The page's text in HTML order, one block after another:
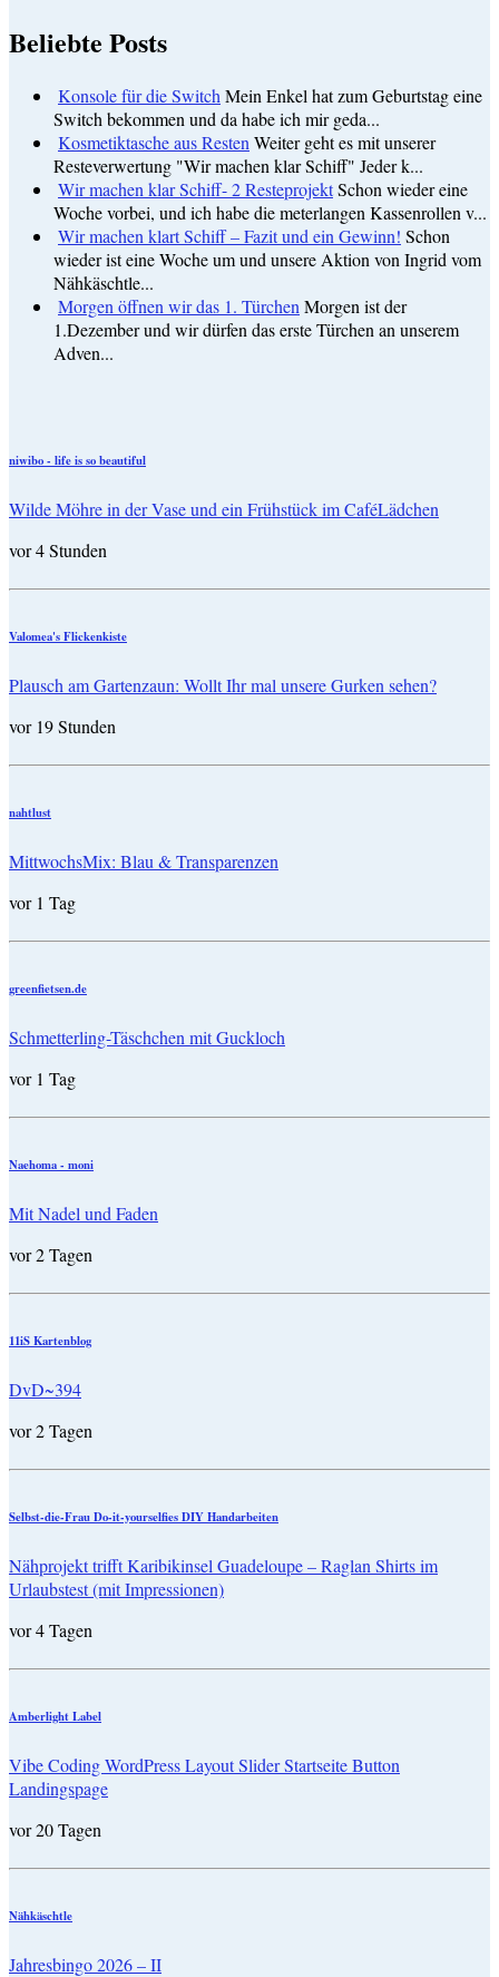
Beliebte Posts
Konsole für die SwitchMein Enkel hat zum Geburtstag eine
Switch bekommen und da habe ich mir geda...
Kosmetiktasche aus RestenWeiter geht es mit unserer
Resteverwertung "Wir machen klar Schiff" Jeder k...
Wir machen klar Schiff- 2 ResteprojektSchon wieder eine
Woche vorbei, und ich habe die meterlangen Kassenrollen v...
Wir machen klart Schiff – Fazit und ein Gewinn! Schon
wieder ist eine Woche um und unsere Aktion von Ingrid vom
Nähkäschtle...
Morgen öffnen wir das 1. TürchenMorgen ist der
1.Dezember und wir dürfen das erste Türchen an unserem
Adven...
niwibo - life is so beautiful
Wilde Möhre in der Vase und ein Frühstück im CaféLädchen
vor 4 Stunden
Valomea's Flickenkiste
Plausch am Gartenzaun: Wollt Ihr mal unsere Gurken sehen?
vor 19 Stunden
nahtlust
MittwochsMix: Blau & Transparenzen
vor 1 Tag
greenfietsen.de
Schmetterling-Täschchen mit Guckloch
vor 1 Tag
Naehoma - moni
Mit Nadel und Faden
vor 2 Tagen
11iS Kartenblog
DvD~394
vor 2 Tagen
Selbst-die-Frau Do-it-yourselfies DIY Handarbeiten
Nähprojekt trifft Karibikinsel Guadeloupe – Raglan Shirts im
Urlaubstest (mit Impressionen)
vor 4 Tagen
Amberlight Label
Vibe Coding WordPress Layout Slider Startseite Button
Landingspage
vor 20 Tagen
Nähkäschtle
Jahresbingo 2026 – II